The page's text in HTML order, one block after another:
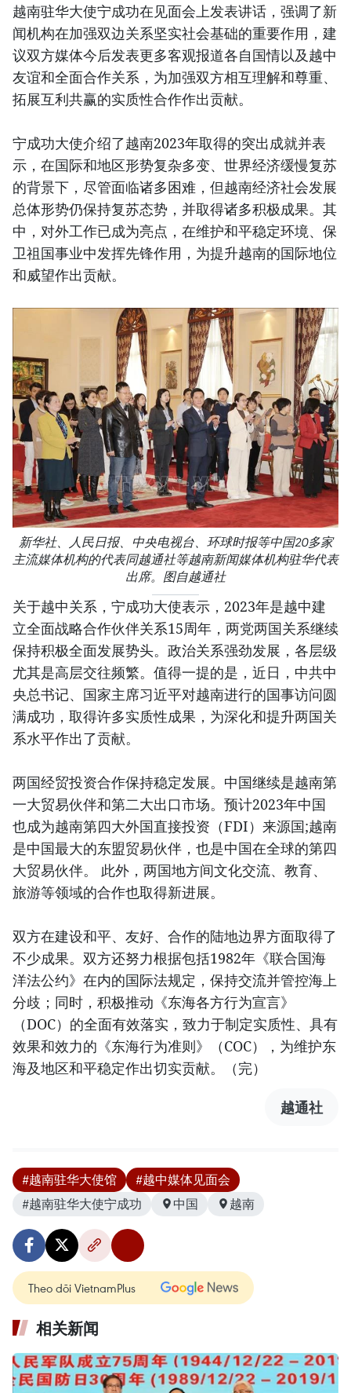
越南驻华大使宁成功在见面会上发表讲话，强调了新
闻机构在加强双边关系坚实社会基础的重要作用，建
议双方媒体今后发表更多客观报道各自国情以及越中
友谊和全面合作关系，为加强双方相互理解和尊重、
拓展互利共赢的实质性合作作出贡献。
宁成功大使介绍了越南2023年取得的突出成就并表
示，在国际和地区形势复杂多变、世界经济缓慢复苏
的背景下，尽管面临诸多困难，但越南经济社会发展
总体形势仍保持复苏态势，并取得诸多积极成果。其
中，对外工作已成为亮点，在维护和平稳定环境、保
卫祖国事业中发挥先锋作用，为提升越南的国际地位
和威望作出贡献。
新华社、人民日报、中央电视台、环球时报等中国20多家
主流媒体机构的代表同越通社等越南新闻媒体机构驻华代表
出席。图自越通社
关于越中关系，宁成功大使表示，2023年是越中建
立全面战略合作伙伴关系15周年，两党两国关系继续
保持积极全面发展势头。政治关系强劲发展，各层级
尤其是高层交往频繁。值得一提的是，近日，中共中
央总书记、国家主席习近平对越南进行的国事访问圆
满成功，取得许多实质性成果，为深化和提升两国关
系水平作出了贡献。
两国经贸投资合作保持稳定发展。中国继续是越南第
一大贸易伙伴和第二大出口市场。预计2023年中国
也成为越南第四大外国直接投资（FDI）来源国;越南
是中国最大的东盟贸易伙伴，也是中国在全球的第四
大贸易伙伴。 此外，两国地方间文化交流、教育、
旅游等领域的合作也取得新进展。
双方在建设和平、友好、合作的陆地边界方面取得了
不少成果。双方还努力根据包括1982年《联合国海
洋法公约》在内的国际法规定，保持交流并管控海上
分歧；同时，积极推动《东海各方行为宣言》
（DOC）的全面有效落实，致力于制定实质性、具有
效果和效力的《东海行为准则》（COC），为维护东
海及地区和平稳定作出切实贡献。（完）
越通社
#越南驻华大使馆
#越中媒体见面会
#越南驻华大使宁成功
中国 越南
Theo dõi VietnamPlus
相关新闻